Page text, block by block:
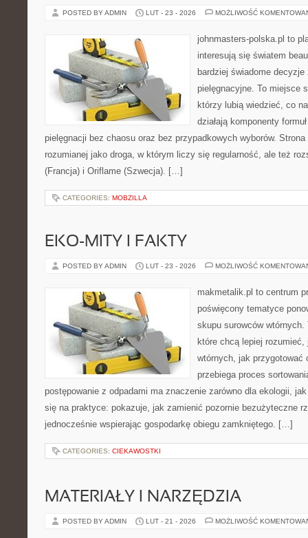
POSTED BY ADMIN LUT - 23 - 2026 MOŻLIWOŚĆ
johnmasters-polska.pl to
interesują się światem
bardziej świadome decyzje
pielęgnacyjne. To miejsce
którzy lubią wiedzieć, co
działają komponenty
pielęgnacji bez chaosu oraz bez przypadkowych wyborów.
rozumianej jako droga, w którym liczy się regularność, ale też
(Francja) i Oriflame (Szwecja). […]
CATEGORIES: MOBZILLA
EKO-MITY I FAKTY
POSTED BY ADMIN LUT - 23 - 2026 MOŻLIWOŚĆ
makmetalik.pl to centrum
poświęcony tematyce
skupu surowców
które chcą lepiej rozumieć,
wtórnych, jak przygotować
przebiega proces
postępowanie z odpadami ma znaczenie zarówno dla ekologii,
się na praktyce: pokazuje, jak zamienić pozornie bezużyteczne
jednocześnie wspierając gospodarkę obiegu zamkniętego. […]
CATEGORIES: CIEKAWOSTKI
MATERIAŁY I NARZĘDZIA
POSTED BY ADMIN LUT - 21 - 2026 MOŻLIWOŚĆ